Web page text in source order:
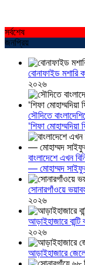
সর্বশেষ
জনপ্রিয়
বোনাফাইড মশারি
২০২৬
সৌদিতে
‘শিফা মোহাম্মদিয়া
বাংলাদেশে এখন
— মোহাম্মদ
সোনারগাঁওয়ে
২০২৬
আড়াইহাজারে
২০২৬
আড়াইহাজারে